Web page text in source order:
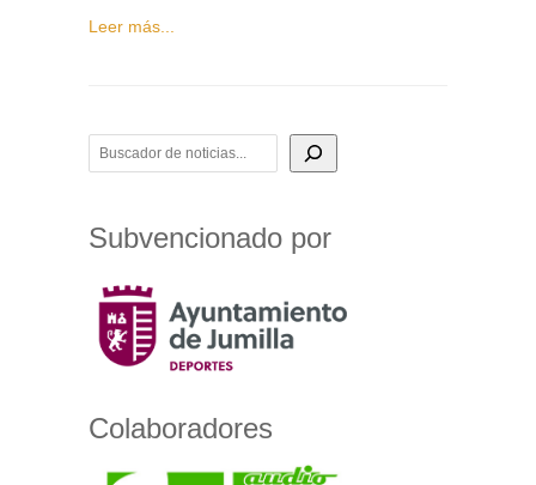
Leer más...
BUSCADOR DE NOTICIAS
Subvencionado por
Colaboradores